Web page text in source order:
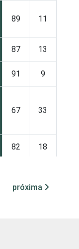
89 11
87 13
91 9
67 33
82 18
próxima